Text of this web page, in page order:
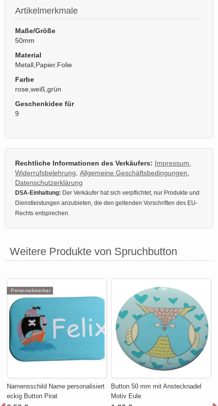
Artikelmerkmale
Maße/Größe
50mm
Material
Metall,Papier.Folie
Farbe
rose,weiß,grün
Geschenkidee für
9
Rechtliche Informationen des Verkäufers: Impressum
Widerrufsbelehrung Allgemeine Geschäftsbedingungen
Datenschutzerklärung
DSA-Einhaltung: Der Verkäufer hat sich verpflichtet, nur Produkte und
Dienstleistungen anzubieten, die den geltenden Vorschriften des EU-
Rechts entsprechen.
Weitere Produkte von Spruchbutton
Personalisierbar
Namensschild Name personalisiert
eckig Button Pirat
Button 50 mm mit Anstecknadel
Motiv Eule